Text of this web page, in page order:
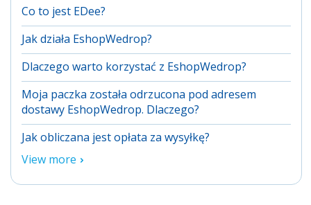
Co to jest EDee?
Jak działa EshopWedrop?
Dlaczego warto korzystać z EshopWedrop?
Moja paczka została odrzucona pod adresem
dostawy EshopWedrop. Dlaczego?
Jak obliczana jest opłata za wysyłkę?
View more